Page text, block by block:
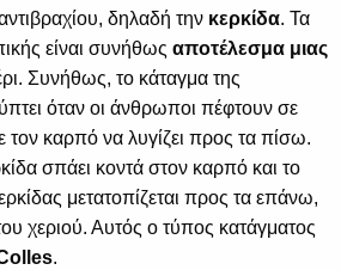
δηλαδή την κερκίδα. Τα
είναι συνήθως αποτέλεσμα μιας
Συνήθως, το κάταγμα της
όταν οι άνθρωποι πέφτουν σε
τον καρπό να λυγίζει προς τα πίσω.
σπάει κοντά στον καρπό και το
μετατοπίζεται προς τα επάνω,
χεριού. Αυτός ο τύπος κατάγματος
.